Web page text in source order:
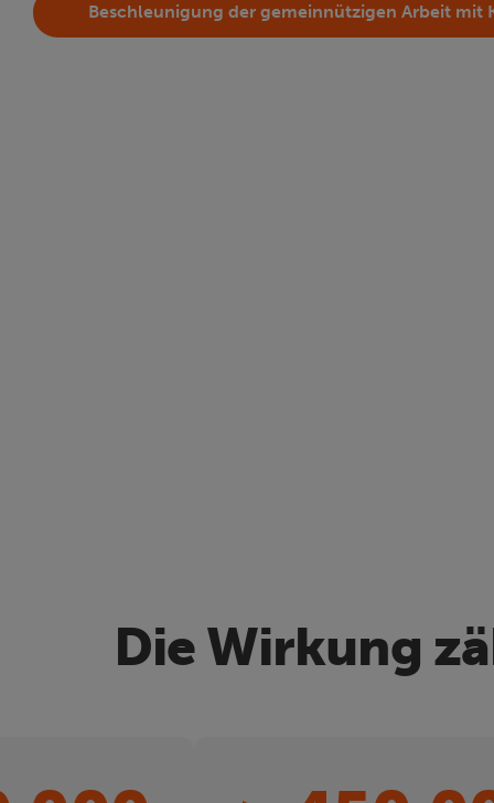
Beschleunigung der gemeinnützigen Arbeit mit
Die Wirkung